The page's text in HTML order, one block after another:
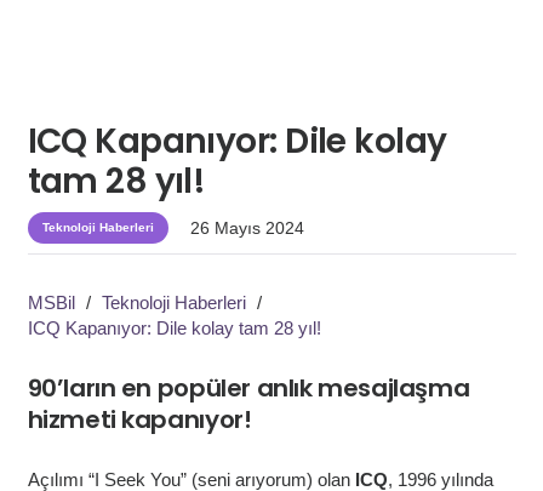
ICQ Kapanıyor: Dile kolay
tam 28 yıl!
Teknoloji Haberleri 26 Mayıs 2024
MSBil / Teknoloji Haberleri /
ICQ Kapanıyor: Dile kolay tam 28 yıl!
90’ların en popüler anlık mesajlaşma
hizmeti kapanıyor!
Açılımı “I Seek You” (seni arıyorum) olan ICQ, 1996 yılında